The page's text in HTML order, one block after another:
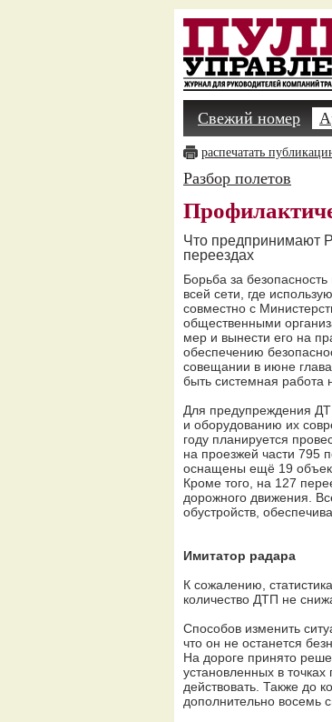
Свежий номер
распечатать
Разбор полетов
Что предпринимают
переездах
Борьба за
всей сети, где
совместно с
общественными
мер и вынести его на
обеспечению
совещании в июне
быть системная работа
Для предупреждения
и оборудованию их
году планируется
на проезжей части 795
оснащены ещё 19
Кроме того, на 127
дорожного движения.
обустройств,
Имитатор радара
К сожалению,
количество ДТП не
Способов изменить
что он не останется
На дороге принято
установленных в
действовать. Также до
дополнительно восемь